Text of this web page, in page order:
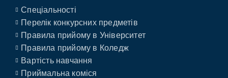
Спеціальності
Перелік конкурсних предметів
Правила прийому в Університет
Правила прийому в Коледж
Вартість навчання
Приймальна коміся